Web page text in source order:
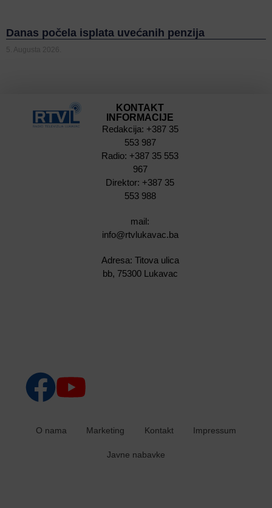
Danas počela isplata uvećanih penzija
5. Augusta 2026.
KONTAKT
INFORMACIJE
Redakcija: +387 35
553 987
Radio: +387 35 553
967
Direktor: +387 35
553 988
mail:
info@rtvlukavac.ba
Adresa: Titova ulica
bb, 75300 Lukavac
O nama Marketing Kontakt Impressum
Javne nabavke